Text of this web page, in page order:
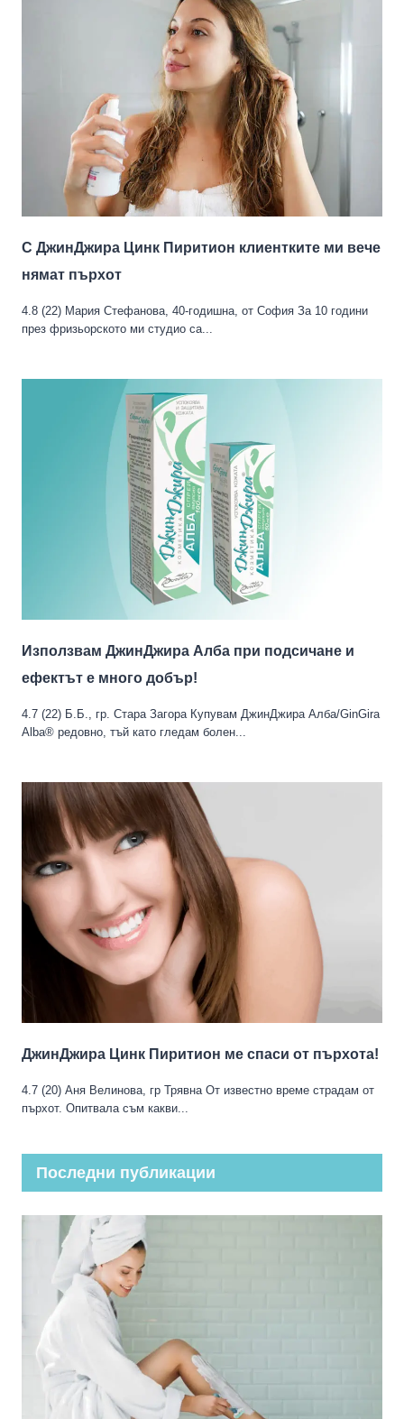
С ДжинДжира Цинк Пиритион клиентките ми вече
нямат пърхoт
4.8 (22) Мария Стефанова, 40-годишна, от София За 10 години
през фризьорското ми студио са...
Използвам ДжинДжира Алба при подсичане и
ефектът е много добър!
4.7 (22) Б.Б., гр. Стара Загора Купувам ДжинДжира Алба/GinGira
Alba® редовно, тъй като гледам болен...
ДжинДжира Цинк Пиритион ме спаси от пърхота!
4.7 (20) Аня Велинова, гр Трявна От известно време страдам от
пърхот. Опитвала съм какви...
Последни публикации